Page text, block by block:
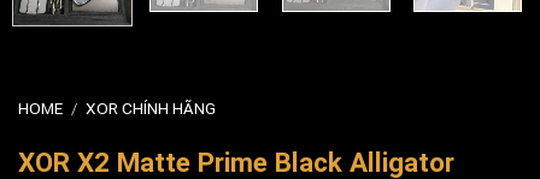
HOME / XOR CHÍNH HÃNG
XOR X2 Matte Prime Black Alligator